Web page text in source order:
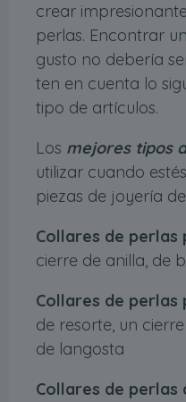
crear
perlas. Encontrar
gusto no debería
ten en cuenta lo
tipo de artículos.
Los mejores tipos
utilizar cuando
piezas de joyería
Collares de perlas
cierre de anilla, de
Collares de perlas
de resorte, un
de langosta
Collares de perlas